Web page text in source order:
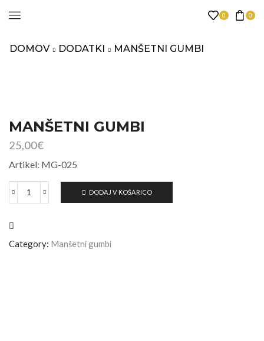
0 0
DOMOV DODATKI MANŠETNI GUMBI
MANŠETNI GUMBI
25,00€
Artikel: MG-025
DODAJ V KOŠARICO
Category: Manšetni gumbi